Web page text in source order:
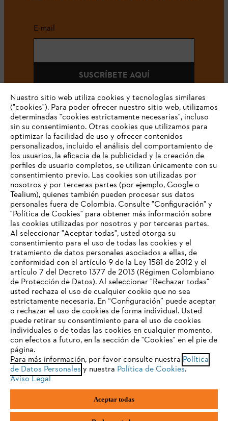
E-mail
SUSCRÍBETE AQUÍ
#STIHLCOLOMBIA
Nuestra empresa
Preguntas frecuentes
Contacto
Política tratamiento de datos personales Aviso legal
Cookies Información legal
STIHL S.A.S.Parque La Regional Aeropuerto, Interior 30, Rionegro,
TU NAVEGADOR NO ES
COMPATIBLE
El navegador que estás utilizando no es compatible con
nuestra página web. Para que puedas disfrutar de nuestro
contenido, utiliza uno de los siguientes navegadores:
firefox chrome
safari edge
Nuestro sitio web utiliza cookies y tecnologías similares
("cookies"). Para poder ofrecer nuestro sitio web, utilizamos
determinadas "cookies estrictamente necesarias", incluso
sin su consentimiento. Otras cookies que utilizamos para
optimizar la facilidad de uso y ofrecer contenidos
personalizados, incluido el análisis del comportamiento de
los usuarios, la eficacia de la publicidad y la creación de
perfiles de usuario completos, se utilizan únicamente con su
consentimiento previo. Las cookies son utilizadas por
nosotros y por terceras partes (por ejemplo, Google o
Tealium), quienes también pueden procesar sus datos
personales fuera de Colombia. Consulte "Configuración" y
"Política de Cookies" para obtener más información sobre
las cookies utilizadas por nosotros y por terceras partes.
Al seleccionar "Aceptar todas", usted otorga su
consentimiento para el uso de todas las cookies y el
tratamiento de datos personales asociados a ellas, de
conformidad con el artículo 9 de la Ley 1581 de 2012 y el
artículo 7 del Decreto 1377 de 2013 (Régimen Colombiano
de Protección de Datos). Al seleccionar "Rechazar todas"
usted rechaza el uso de cualquier cookie que no sea
estrictamente necesaria. En “Configuración” puede aceptar
o rechazar el uso de cookies de forma individual. Usted
puede retirar su consentimiento para el uso de cookies
individuales o de todas las cookies en cualquier momento,
con efectos a futuro, en la sección de "Cookies" en el pie de
página.
Para más información, por favor consulte nuestra Política
de Datos Personales y nuestra Política de Cookies.
Aviso Legal
Aceptar todas